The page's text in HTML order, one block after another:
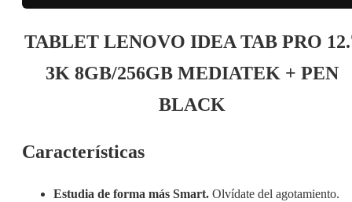
TABLET LENOVO IDEA TAB PRO
3K 8GB/256GB MEDIATEK + PEN
BLACK
Características
Estudia de forma más Smart. Olvídate del agotamiento.